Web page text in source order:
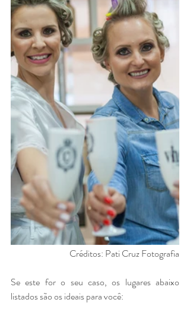
Créditos: Pati Cruz Fotografia
Se este for o seu caso, os lugares abaixo
listados são os ideais para você: